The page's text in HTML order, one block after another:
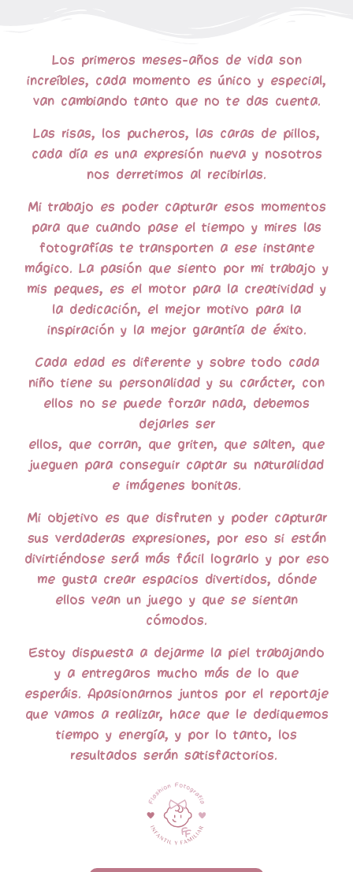
Los primeros meses-años de vida son
increíbles, cada momento es único y especial,
van cambiando tanto que no te das cuenta.
Las risas, los pucheros, las caras de pillos,
cada día es una expresión nueva y nosotros
nos derretimos al recibirlas.
Mi trabajo es poder capturar esos momentos
para que cuando pase el tiempo y mires las
fotografías te transporten a ese instante
mágico. La pasión que siento por mi trabajo y
mis peques, es el motor para la creatividad y
la dedicación, el mejor motivo para la
inspiración y la mejor garantía de éxito.
Cada edad es diferente y sobre todo cada
niño tiene su personalidad y su carácter, con
ellos no se puede forzar nada, debemos
dejarles ser
ellos, que corran, que griten, que salten, que
jueguen para conseguir captar su naturalidad
e imágenes bonitas.
Mi objetivo es que disfruten y poder capturar
sus verdaderas expresiones, por eso si están
divirtiéndose será más fácil lograrlo y por eso
me gusta crear espacios divertidos, dónde
ellos vean un juego y que se sientan
cómodos.
Estoy dispuesta a dejarme la piel trabajando
y a entregaros mucho más de lo que
esperáis. Apasionarnos juntos por el reportaje
que vamos a realizar, hace que le dediquemos
tiempo y energía, y por lo tanto, los
resultados serán satisfactorios.